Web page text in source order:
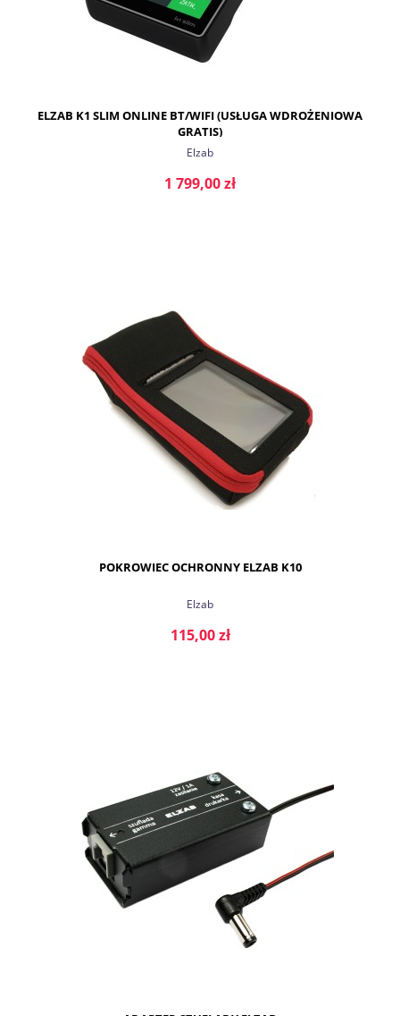
ELZAB K1 SLIM ONLINE BT/WIFI (USŁUGA WDROŻENIOWA
GRATIS)
Elzab
1 799,00 zł
POKROWIEC OCHRONNY ELZAB K10
Elzab
115,00 zł